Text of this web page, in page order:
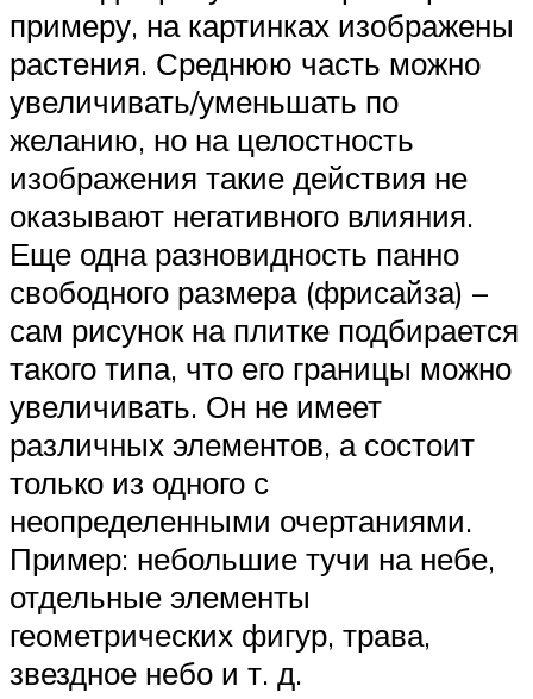
примеру, на картинках изображены
растения. Среднюю часть можно
увеличивать/уменьшать по
желанию, но на целостность
изображения такие действия не
оказывают негативного влияния.
Еще одна разновидность панно
свободного размера (фрисайза) –
сам рисунок на плитке подбирается
такого типа, что его границы можно
увеличивать. Он не имеет
различных элементов, а состоит
только из одного с
неопределенными очертаниями.
Пример: небольшие тучи на небе,
отдельные элементы
геометрических фигур, трава,
звездное небо и т. д.